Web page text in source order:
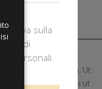
magna aliqua. Ut
ullamco laboris nisi ut
sulla
e di
personali